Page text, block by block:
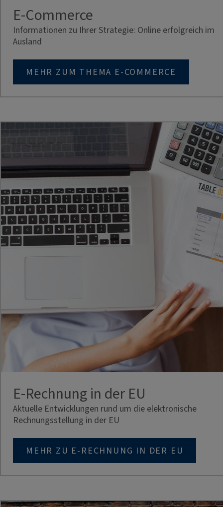
E-Commerce
Informationen zu Ihrer Strategie: Online erfolgreich im
Ausland
MEHR ZUM THEMA E-COMMERCE
E-Rechnung in der EU
Aktuelle Entwicklungen rund um die elektronische
Rechnungsstellung in der EU
MEHR ZU E-RECHNUNG IN DER EU